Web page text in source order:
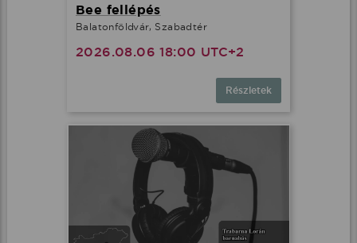
Bee fellépés
Balatonföldvár, Szabadtér
2026.08.06 18:00 UTC+2
Részletek